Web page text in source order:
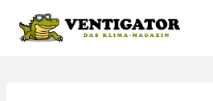
Inhalt